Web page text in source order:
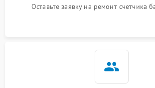
Оставьте заявку на ремонт счетчика